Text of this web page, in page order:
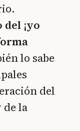
del ¡yo
lo sabe
del
de la